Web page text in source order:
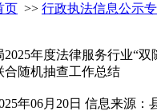
页 >> 行政执法信息公示
年度法律服务行业“双
合随机抽查工作总结
年06月20日 信息来源：